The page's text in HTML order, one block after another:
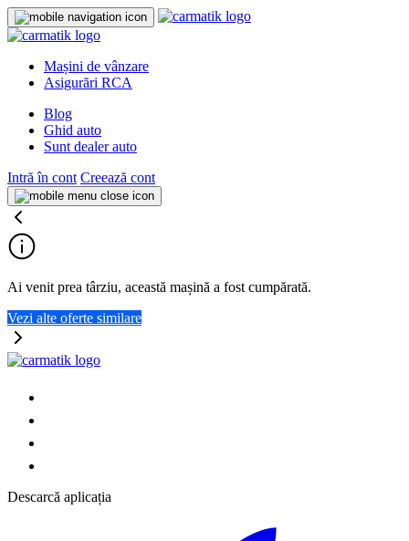
Mașini de vânzare
Asigurări RCA
Blog
Ghid auto
Sunt dealer auto
Intră în cont Creează cont
Ai venit prea târziu, această mașină a fost cumpărată.
Vezi alte oferte similare
Descarcă aplicația